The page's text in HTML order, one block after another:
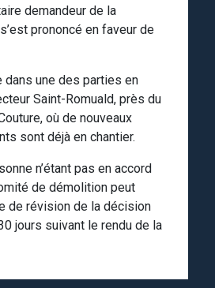
demandeur de la
prononcé en faveur de
dans une des parties en
Saint-Romuald, près du
où de nouveaux
sont déjà en chantier.
n’étant pas en accord
de démolition peut
de révision de la décision
jours suivant le rendu de la